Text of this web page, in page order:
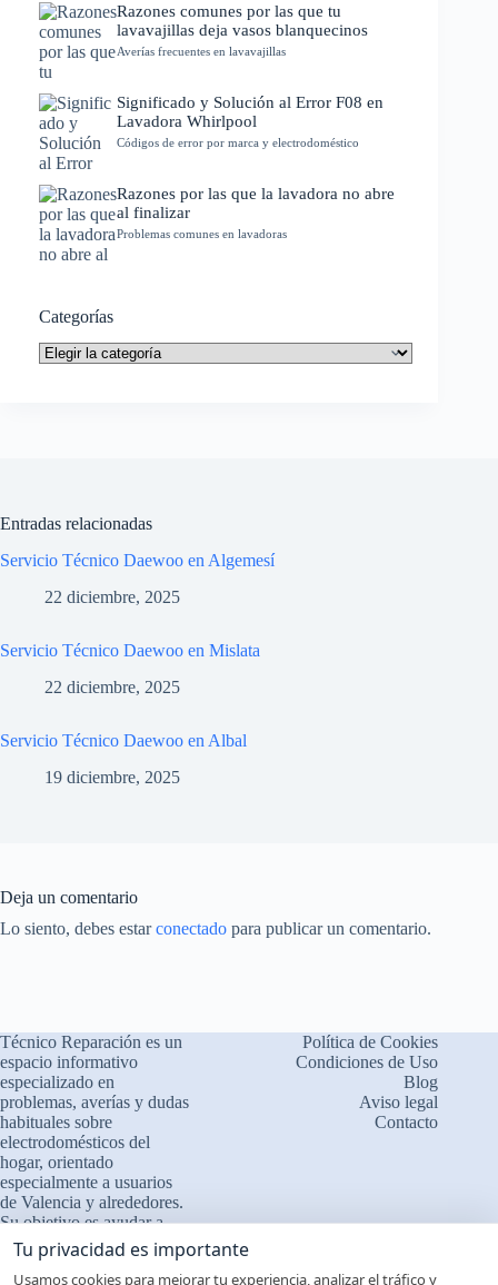
Razones comunes por las que tu
lavavajillas deja vasos blanquecinos
Averías frecuentes en lavavajillas
Significado y Solución al Error F08 en
Lavadora Whirlpool
Códigos de error por marca y electrodoméstico
Razones por las que la lavadora no abre
al finalizar
Problemas comunes en lavadoras
Categorías
Categorías
Entradas relacionadas
Servicio Técnico Daewoo en Algemesí
22 diciembre, 2025
Servicio Técnico Daewoo en Mislata
22 diciembre, 2025
Servicio Técnico Daewoo en Albal
19 diciembre, 2025
Deja un comentario
Lo siento, debes estarconectado para publicar un comentario.
Técnico Reparación es un
espacio informativo
especializado en
problemas, averías y dudas
habituales sobre
electrodomésticos del
hogar, orientado
especialmente a usuarios
de Valencia y alrededores.
Su objetivo es ayudar a
comprender el
funcionamiento de los
Política de Cookies
Condiciones de Uso
Blog
Aviso legal
Contacto
Tu privacidad es importante
Usamos cookies para mejorar tu experiencia, analizar el tráfico y
❓ Interpretamos errores y
fallos